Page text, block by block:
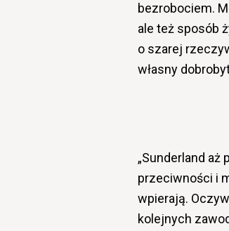
bezrobociem.
ale też sposób
o szarej
własny
„Sunderland
przeciwności i
wpierają.
kolejnych